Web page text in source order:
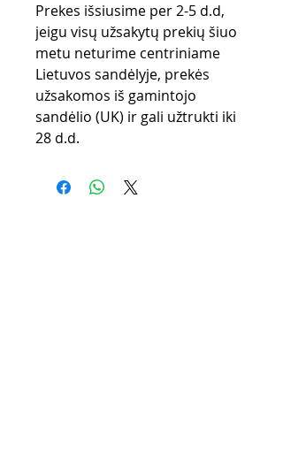
Prekes išsiusime per 2-5 d.d,
jeigu visų užsakytų prekių šiuo
metu neturime centriniame
Lietuvos sandėlyje, prekės
užsakomos iš gamintojo
sandėlio (UK) ir gali užtrukti iki
28 d.d.